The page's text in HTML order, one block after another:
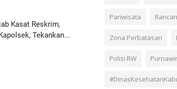
Kasat Reskrim,
Tekankan...
Pariwisata
Zona Perbatasan
Polisi RW